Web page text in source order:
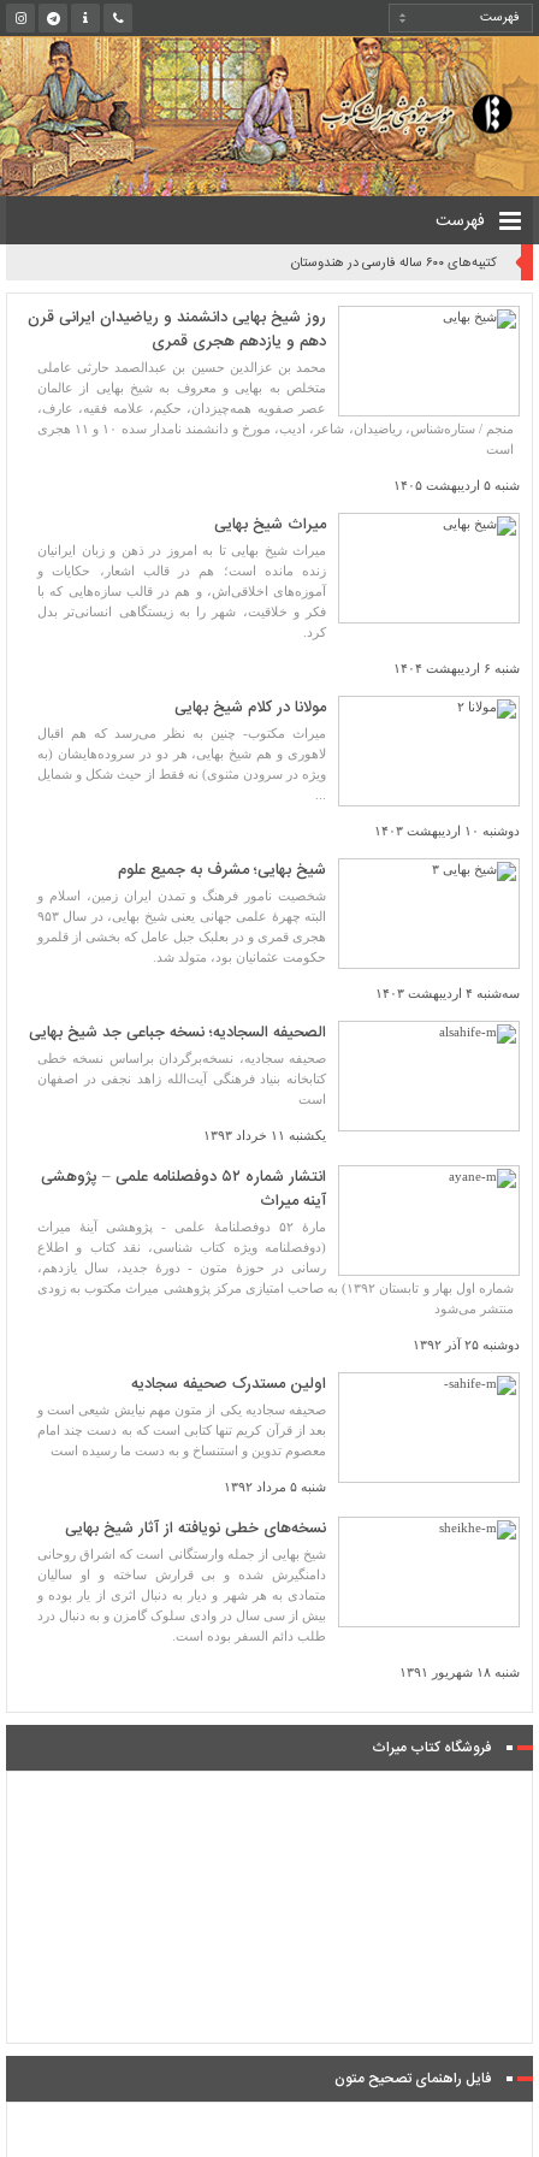
فهرست
کتیبه‌های ۶۰۰ ساله فارسی در هندوستان
روز شیخ بهایی دانشمند و ریاضیدان ایرانی قرن
دهم و یازدهم هجری قمری
محمد بن عزالدین حسین بن عبدالصمد حارثی عاملی
متخلص به بهایی و معروف به شیخ بهایی از عالمان
عصر صفویه همه‌چیزدان، حکیم، علامه فقیه، عارف،
منجم / ستاره‌شناس، ریاضیدان، شاعر، ادیب، مورخ و دانشمند نامدار سده ۱۰ و ۱۱ هجری
است
شنبه ۵ اردیبهشت ۱۴۰۵
میراث شیخ بهایی
میراث شیخ بهایی تا به امروز در ذهن و زبان ایرانیان
زنده مانده است؛ هم در قالب اشعار، حکایات و
آموزه‌های اخلاقی‌اش، و هم در قالب سازه‌هایی که با
فکر و خلاقیت، شهر را به زیستگاهی انسانی‌تر بدل
کرد.
شنبه ۶ اردیبهشت ۱۴۰۴
مولانا در کلام شیخ بهایی
میراث مکتوب- چنین به نظر می‌رسد که هم اقبال
لاهوری و هم شیخ بهایی، هر دو در سروده‌هایشان (به
ویژه در سرودن مثنوی) نه فقط از حیث شکل و شمایل
دوشنبه ۱۰ اردیبهشت ۱۴۰۳
شیخ بهایی؛ مشرف به جمیع علوم
شخصیت نامور فرهنگ و تمدن ایران‌ زمین، اسلام و
البته چهرۀ علمی جهانی یعنی شیخ بهایی، در سال ۹۵۳
هجری قمری و در بعلبک جبل عامل که بخشی از قلمرو
حکومت عثمانیان بود، متولد شد.
سه‌شنبه ۴ اردیبهشت ۱۴۰۳
الصحیفه السجادیه؛ نسخه جباعی جد شیخ بهایی
صحیفه سجادیه، نسخه‌برگردان براساس نسخه خطی
کتابخانه بنیاد فرهنگی آیت‌الله زاهد نجفی در اصفهان
است
یکشنبه ۱۱ خرداد ۱۳۹۳
انتشار شماره ۵۲ دوفصلنامه علمی – پژوهشی
آینه میراث
مارۀ ۵۲ دوفصلنامۀ علمی - پژوهشی آینۀ میراث
(دوفصلنامه ویژه کتاب شناسی، نقد کتاب و اطلاع
رسانی در حوزۀ متون - دورۀ جدید، سال یازدهم،
شماره اول بهار و تابستان ۱۳۹۲) به صاحب امتیازی مرکز پژوهشی میراث مکتوب به زودی
منتشر می‌شود
دوشنبه ۲۵ آذر ۱۳۹۲
اولین مستدرک صحیفه سجادیه
صحیفه سجادیه یکی از متون مهم نیایش شیعی است و
بعد از قرآن کریم تنها کتابی است که به دست چند امام
معصوم تدوین و استنساخ و به دست ما رسیده است
شنبه ۵ مرداد ۱۳۹۲
نسخه‌های خطی نویافته از آثار شیخ بهایی
شیخ بهایی از جمله وارستگانی است که اشراق روحانی
دامنگیرش شده و بی قرارش ساخته و او سالیان
متمادی به هر شهر و دیار به دنبال اثری از یار بوده و
بیش از سی سال در وادی سلوک گامزن و به دنبال درد
طلب دائم السفر بوده است.
شنبه ۱۸ شهریور ۱۳۹۱
فروشگاه کتاب میراث
فایل راهنمای تصحیح متون